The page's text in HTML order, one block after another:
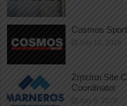
Cosmos
July 10, 2026
Ζητείται Site
Coordinator
July 9, 2026